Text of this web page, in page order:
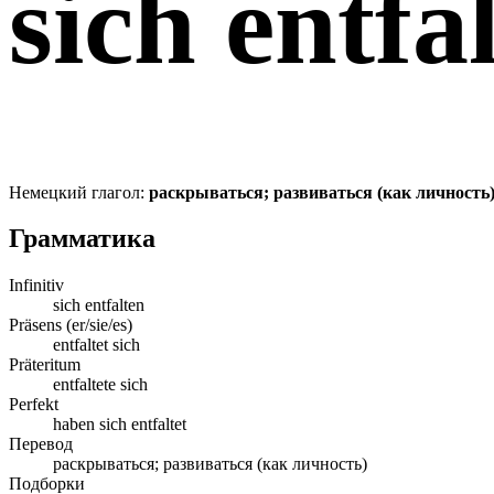
Немецкий глагол: раскрываться; развиваться (как личность)
Грамматика
Infinitiv
sich entfalten
Präsens (er/sie/es)
entfaltet sich
Präteritum
entfaltete sich
Perfekt
haben sich entfaltet
Перевод
раскрываться; развиваться (как личность)
Подборки